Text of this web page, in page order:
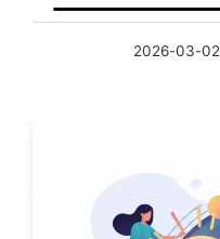
2026-03-02